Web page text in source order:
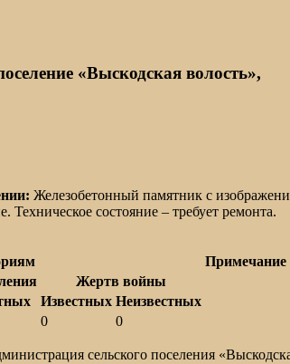
«Выскодская волость»,
Железобетонный памятник с
Техническое состояние – требует ремонта.
Примечание
Жертв войны
Известных Неизвестных
0 0
сельского поселения